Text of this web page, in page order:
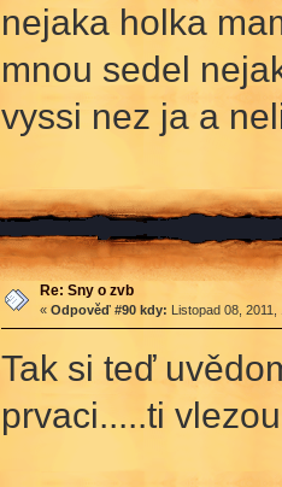
nejaka holka
mnou sedel
vyssi nez ja a
Re: Sny o zvb
« Odpověď #90 kdy: Listopad 08, 2011,
Tak si teď
prvaci.....ti